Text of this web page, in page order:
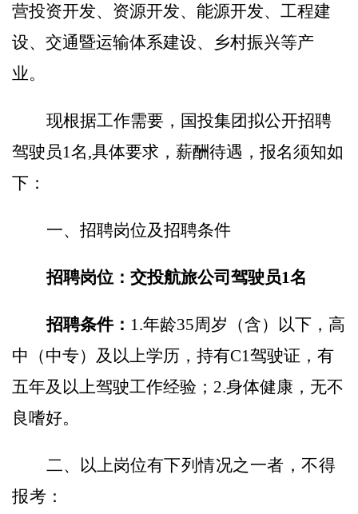
营投资开发、资源开发、能源开发、工程建
设、交通暨运输体系建设、乡村振兴等产
业。
现根据工作需要， 国投集团拟公开招聘
驾驶员1名,具体要求，薪酬待遇，报名须知如
下：
一、招聘岗位及招聘条件
招聘岗位：交投航旅公司驾驶员1名
招聘条件： 1.年龄35周岁（含）以下，高
中（中专）及以上学历，持有C1驾驶证，有
五年及以上驾驶工作经验；2.身体健康，无不
良嗜好。
二、以上岗位有下列情况之一者，不得
报考：